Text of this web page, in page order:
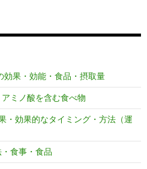
効果・効能・食品・摂取量
ミノ酸を含む食べ物
・効果的なタイミング・方法（運
食事・食品